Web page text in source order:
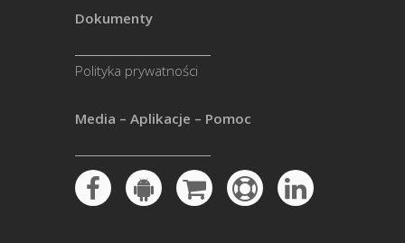
Dokumenty
Polityka prywatności
Media – Aplikacje – Pomoc